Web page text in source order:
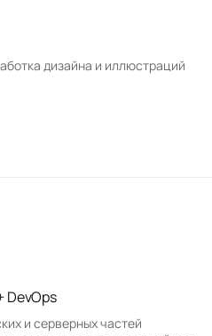
дизайна и иллюстраций
DevOps
и серверных частей